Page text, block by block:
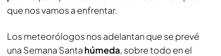
que nos vamos a enfrentar.
Los meteorólogos nos adelantan que se prevé
una Semana Santa húmeda, sobre todo en el